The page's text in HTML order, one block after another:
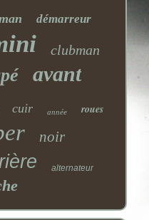
démarreur
clubman
avant
cuir année roues
noir
alternateur